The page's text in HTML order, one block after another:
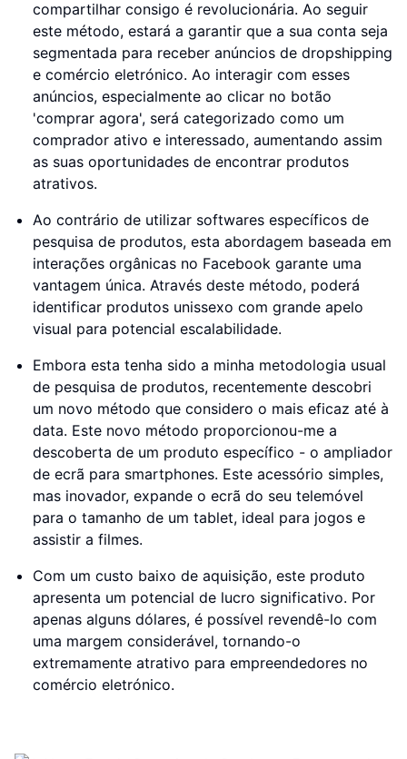
compartilhar consigo é revolucionária. Ao seguir
este método, estará a garantir que a sua conta seja
segmentada para receber anúncios de dropshipping
e comércio eletrónico. Ao interagir com esses
anúncios, especialmente ao clicar no botão
'comprar agora', será categorizado como um
comprador ativo e interessado, aumentando assim
as suas oportunidades de encontrar produtos
atrativos.
Ao contrário de utilizar softwares específicos de
pesquisa de produtos, esta abordagem baseada em
interações orgânicas no Facebook garante uma
vantagem única. Através deste método, poderá
identificar produtos unissexo com grande apelo
visual para potencial escalabilidade.
Embora esta tenha sido a minha metodologia usual
de pesquisa de produtos, recentemente descobri
um novo método que considero o mais eficaz até à
data. Este novo método proporcionou-me a
descoberta de um produto específico - o ampliador
de ecrã para smartphones. Este acessório simples,
mas inovador, expande o ecrã do seu telemóvel
para o tamanho de um tablet, ideal para jogos e
assistir a filmes.
Com um custo baixo de aquisição, este produto
apresenta um potencial de lucro significativo. Por
apenas alguns dólares, é possível revendê-lo com
uma margem considerável, tornando-o
extremamente atrativo para empreendedores no
comércio eletrónico.